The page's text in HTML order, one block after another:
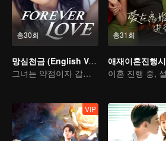
총30회
망심천금 (English Ver.)
그녀는 약점이자 갑옷이다
총31회
애재이혼진행시
VIP